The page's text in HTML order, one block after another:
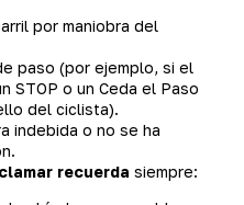
por maniobra del
paso (por ejemplo, si el
STOP o un Ceda el Paso
del ciclista).
indebida o no se ha
recuerda siempre: